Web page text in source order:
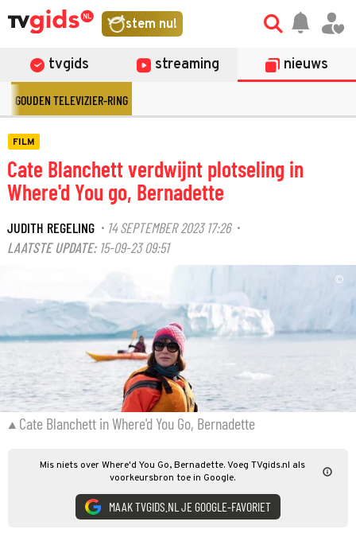
stem nu!
tvgids streaming nieuws
GOUDEN TELEVIZIER-RING
FILM
Cate Blanchett verdwijnt plotseling in
Where'd You go, Bernadette
JUDITH REGELING · 14 SEPTEMBER 2023 17:26·
LAATSTE UPDATE: 15-09-23 09:51
©
Cate Blanchett in Where'd You Go, Bernadette
Mis niets over Where'd You Go, Bernadette. Voeg TVgids.nl als
voorkeursbron toe in Google.
MAAK TVGIDS.NL JE GOOGLE-FAVORIET